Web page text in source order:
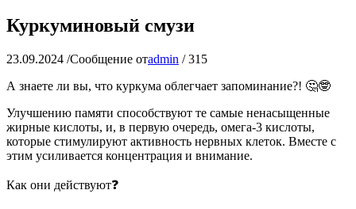
Куркуминовый смузи
23.09.2024 /Сообщение отadmin / 315
А знаете ли вы, что куркума облегчает запоминание?! 🤔🤓
Улучшению памяти способствуют те самые ненасыщенные
жирные кислоты, и, в первую очередь, омега-3 кислоты,
которые стимулируют активность нервных клеток. Вместе с
этим усиливается концентрация и внимание.
Как они действуют❓